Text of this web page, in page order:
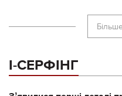
І-СЕРФІНГ